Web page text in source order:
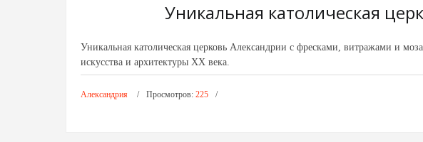
Уникальная католическая
Уникальная католическая церковь Александрии с фресками, витражами и
искусства и архитектуры XX века.
Александрия Просмотров: 225